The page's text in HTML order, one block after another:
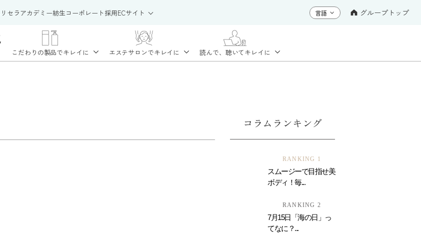
リセラアカデミー紡生コーポレート採用ECサイト グループトップ
こだわりの製品でキレイに エステサロンでキレイに 読んで、聴いてキレイに
コラムランキング
RANKING 1
スムージーで目指せ美
ボディ！毎...
RANKING 2
7月15日「海の日」っ
てなに？...